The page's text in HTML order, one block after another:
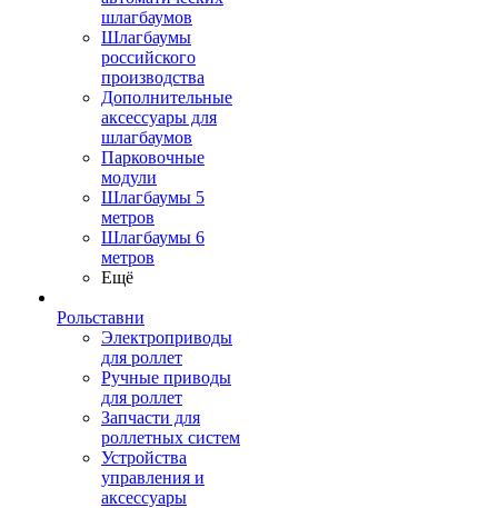
шлагбаумов
Шлагбаумы
российского
производства
Дополнительные
аксессуары для
шлагбаумов
Парковочные
модули
Шлагбаумы 5
метров
Шлагбаумы 6
метров
Ещё
Рольставни
Электроприводы
для роллет
Ручные приводы
для роллет
Запчасти для
роллетных систем
Устройства
управления и
аксессуары